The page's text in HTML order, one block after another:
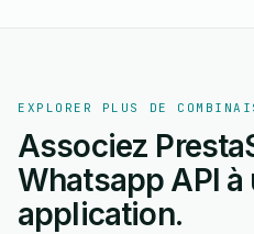
EXPLORER PLUS DE
Associez
Whatsapp API à
application.